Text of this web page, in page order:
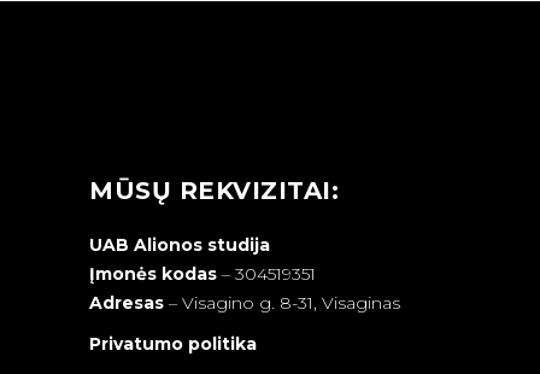
MŪSŲ REKVIZITAI:
UAB Alionos studija
Įmonės kodas – 304519351
Adresas – Visagino g. 8-31, Visaginas
Privatumo politika